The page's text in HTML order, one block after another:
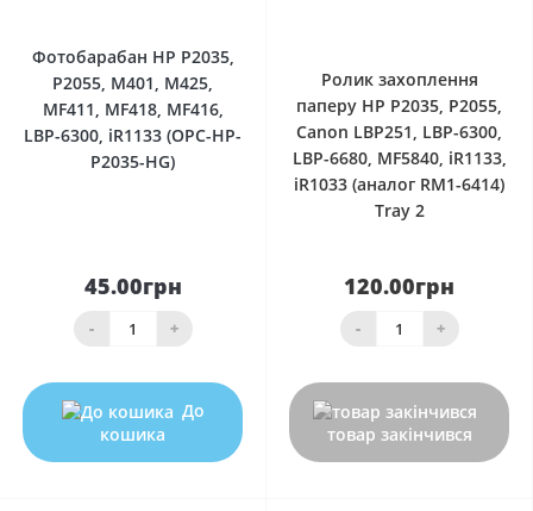
Фотобарабан HP P2035,
P2055, M401, M425,
MF411, MF418, MF416,
LBP-6300, iR1133 (OPC-HP-
P2035-HG)
45.00грн
- +
До
кошика
Ролик захоплення
паперу HP P2035, P2055,
Canon LBP251, LBP-6300,
LBP-6680, MF5840, iR1133,
iR1033 (аналог RM1-6414)
Tray 2
120.00грн
- +
товар закінчився